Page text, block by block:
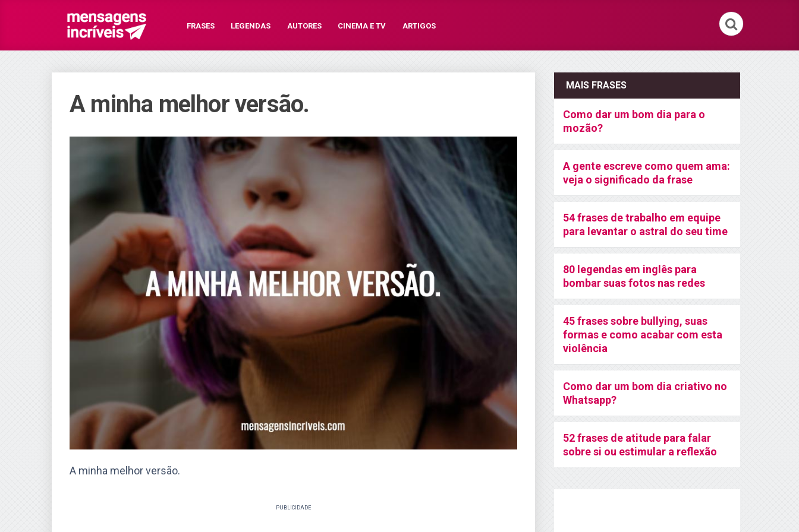
FRASES LEGENDAS AUTORES CINEMA E TV ARTIGOS
A minha melhor versão.
A minha melhor versão.
PUBLICIDADE
MAIS FRASES
Como dar um bom dia para o
mozão?
A gente escreve como quem ama:
veja o significado da frase
54 frases de trabalho em equipe
para levantar o astral do seu time
80 legendas em inglês para
bombar suas fotos nas redes
45 frases sobre bullying, suas
formas e como acabar com esta
violência
Como dar um bom dia criativo no
Whatsapp?
52 frases de atitude para falar
sobre si ou estimular a reflexão